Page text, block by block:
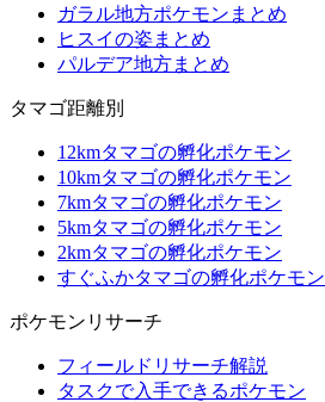
ガラル地方ポケモンまとめ
ヒスイの姿まとめ
パルデア地方まとめ
タマゴ距離別
12kmタマゴの孵化ポケモン
10kmタマゴの孵化ポケモン
7kmタマゴの孵化ポケモン
5kmタマゴの孵化ポケモン
2kmタマゴの孵化ポケモン
すぐふかタマゴの孵化ポケモン
ポケモンリサーチ
フィールドリサーチ解説
タスクで入手できるポケモン